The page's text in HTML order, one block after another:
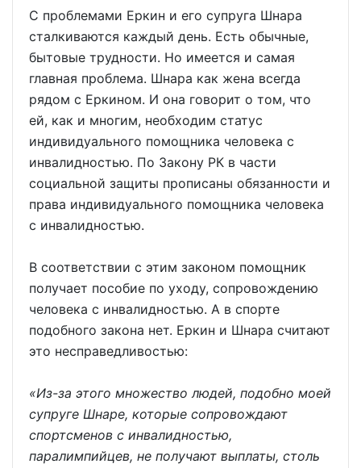
С проблемами Еркин и его супруга Шнара
сталкиваются каждый день. Есть обычные,
бытовые трудности. Но имеется и самая
главная проблема. Шнара как жена всегда
рядом с Еркином. И она говорит о том, что
ей, как и многим, необходим статус
индивидуального помощника человека с
инвалидностью. По Закону РК в части
социальной защиты прописаны обязанности и
права индивидуального помощника человека
с инвалидностью.
В соответствии с этим законом помощник
получает пособие по уходу, сопровождению
человека с инвалидностью. А в спорте
подобного закона нет. Еркин и Шнара считают
это несправедливостью:
«Из-за этого множество людей, подобно моей
супруге Шнаре, которые сопровождают
спортсменов с инвалидностью,
паралимпийцев, не получают выплаты, столь